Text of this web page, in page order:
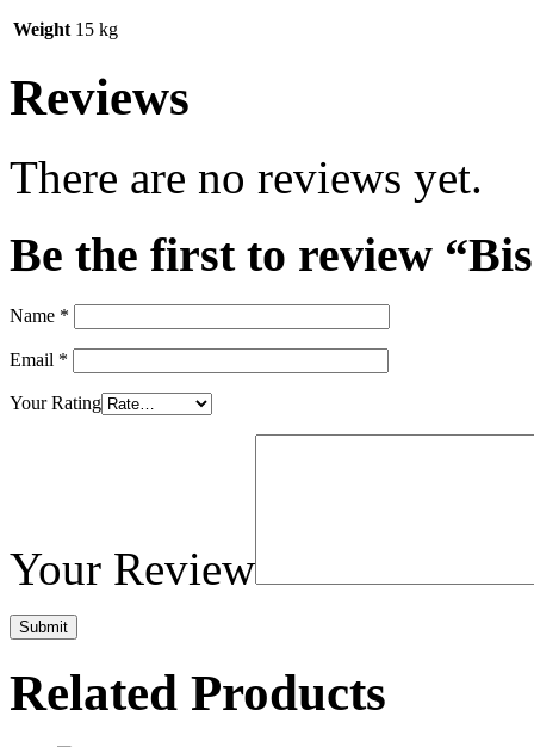
Weight 15 kg
Reviews
There are no reviews yet.
Be the first to review
Name *
Email *
Your Rating
Your Review
Related Products